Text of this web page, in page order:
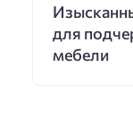
для
мебели